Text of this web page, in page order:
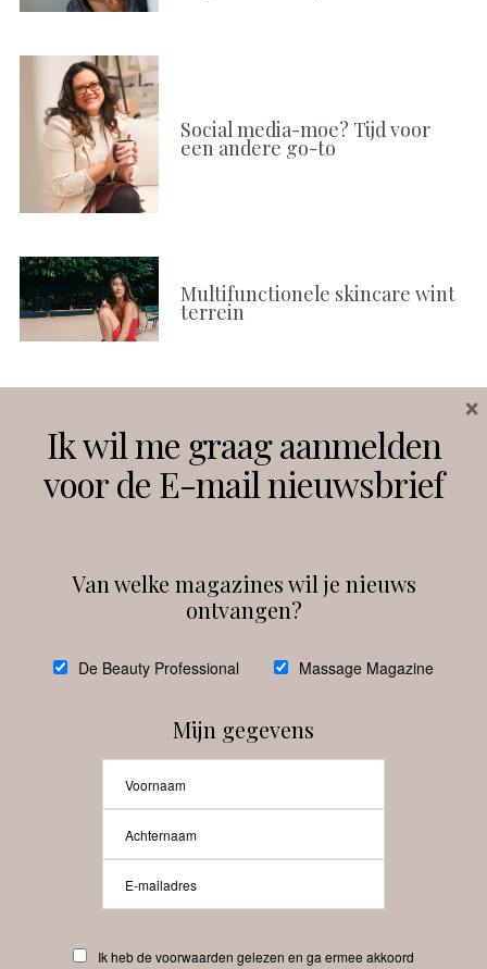
Social media-moe? Tijd voor
een andere go-to
Multifunctionele skincare wint
terrein
Instagram Facebook
debeautyprofessional
Beauty-Pro.nl
Ik wil me graag aanmelden
voor de E-mail nieuwsbrief
Van welke magazines wil je nieuws
ontvangen?
De Beauty Professional Massage Magazine
Mijn gegevens
Ik heb de voorwaarden gelezen en ga ermee akkoord
×